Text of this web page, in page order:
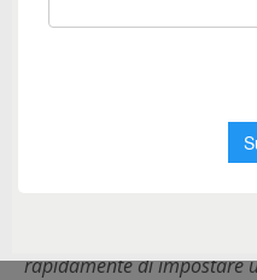
recente acquistata al
bella avventura di progetto
divertimento nel tentativo
rapidamente di impostare